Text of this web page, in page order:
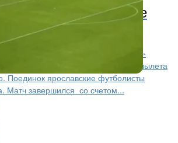
опустился к границе
— на 15 место
выездной ничьей с «Чайкой»
опустился к границе зоны вылета
Поединок ярославские футболисты
Матч завершился со счетом...